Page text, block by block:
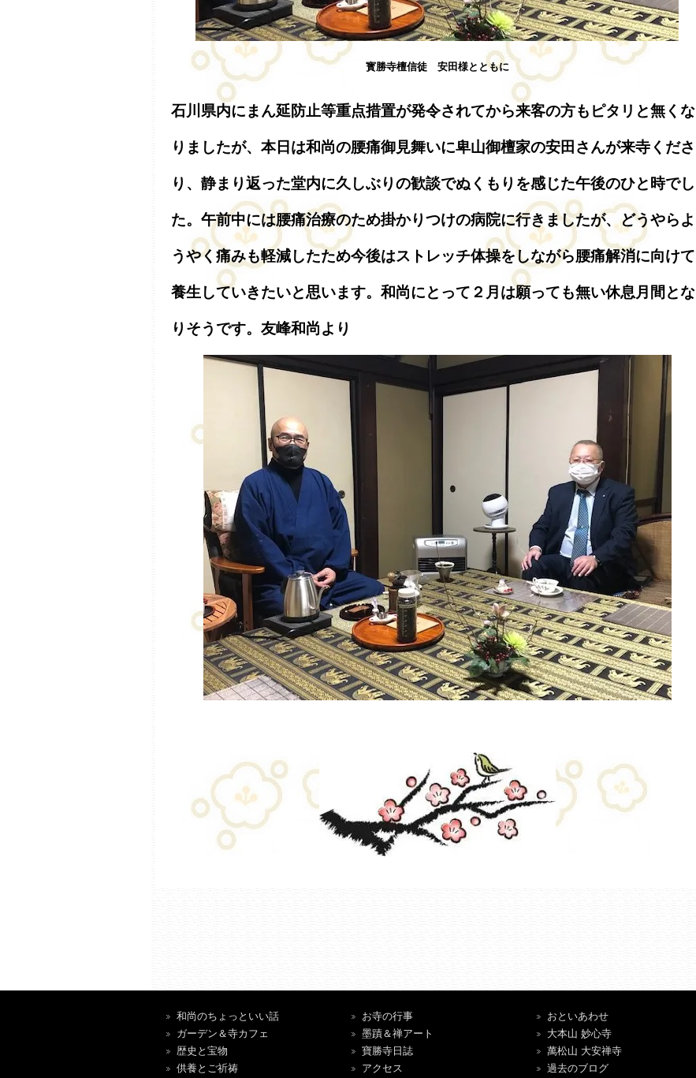
寳勝寺檀信徒 安田様とともに
石川県内にまん延防止等重点措置が発令されてから来客の方もピタリと無くな
りましたが、本日は和尚の腰痛御見舞いに卑山御檀家の安田さんが来寺くださ
り、静まり返った堂内に久しぶりの歓談でぬくもりを感じた午後のひと時でし
た。午前中には腰痛治療のため掛かりつけの病院に行きましたが、どうやらよ
うやく痛みも軽減したため今後はストレッチ体操をしながら腰痛解消に向けて
養生していきたいと思います。和尚にとって２月は願っても無い休息月間とな
りそうです。友峰和尚より
和尚のちょっといい話
ガーデン＆寺カフェ
歴史と宝物
供養とご祈祷
お寺の行事
墨蹟＆禅アート
寶勝寺日誌
アクセス
おといあわせ
大本山 妙心寺
萬松山 大安禅寺
過去のブログ